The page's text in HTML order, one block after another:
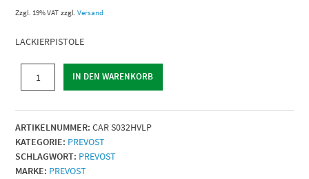
Zzgl. 19% VAT zzgl.Versand
LACKIERPISTOLE
Düse
(mm)
=
1,4
|
IN DEN WARENKORB
ARTIKELNUMMER: CAR S032HVLP
KATEGORIE: PREVOST
SCHLAGWORT: PREVOST
MARKE: PREVOST